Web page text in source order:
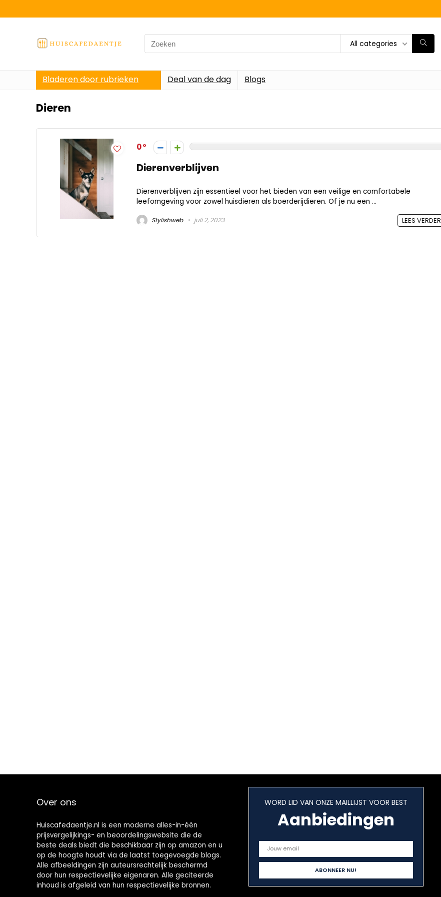
Search
for:
All categories
Bladeren door rubrieken Deal van de dag Blogs
Dieren
0
Dierenverblijven
Dierenverblijven zijn essentieel voor het bieden van een veilige en comfortabele
leefomgeving voor zowel huisdieren als boerderijdieren. Of je nu een ...
Stylishweb juli 2, 2023 LEES VERDER
Over ons
Huiscafedaentje.nl is een moderne alles-in-één
prijsvergelijkings- en beoordelingswebsite die de
beste deals biedt die beschikbaar zijn op amazon en u
op de hoogte houdt via de laatst toegevoegde blogs.
Alle afbeeldingen zijn auteursrechtelijk beschermd
door hun respectievelijke eigenaren. Alle geciteerde
inhoud is afgeleid van hun respectievelijke bronnen.
WORD LID VAN ONZE MAILLIJST VOOR BEST
Aanbiedingen